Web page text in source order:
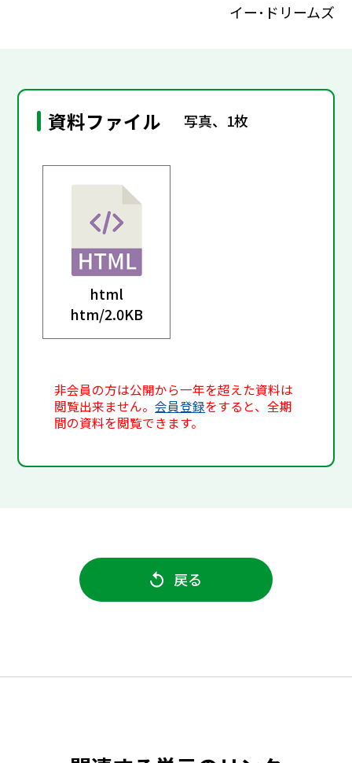
イー･ドリームズ
資料ファイル 写真、1枚
html
htm/2.0KB
非会員の方は公開から一年を超えた資料は
閲覧出来ません。会員登録をすると、全期
間の資料を閲覧できます。
戻る